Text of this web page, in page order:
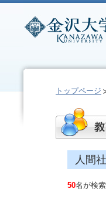
トップページ
人間
50名が検